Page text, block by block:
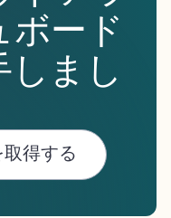
ボード
しまし
得する